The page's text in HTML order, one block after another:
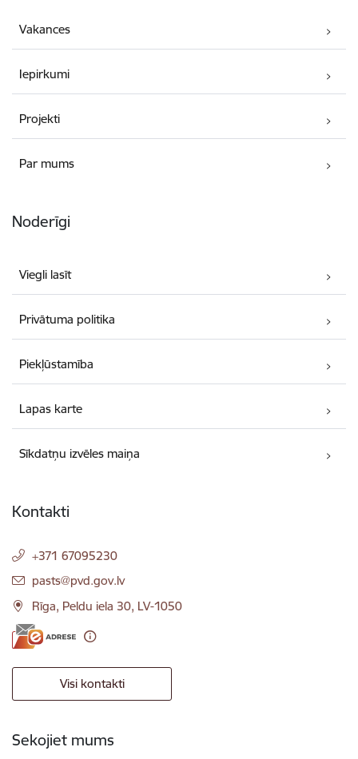
Vakances
Iepirkumi
Projekti
Par mums
Noderīgi
Viegli lasīt
Privātuma politika
Piekļūstamība
Lapas karte
Sīkdatņu izvēles maiņa
Kontakti
+371 67095230
E-pasts:
pasts@pvd.gov.lv
Rīga, Peldu iela 30, LV-1050
Visi kontakti
Sekojiet mums